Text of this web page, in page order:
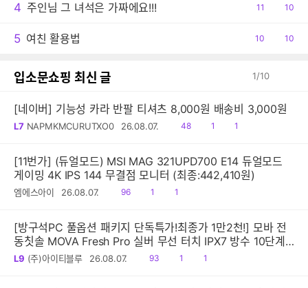
4 주인님 그 녀석은 가짜에요!!!
공
11
댓
10
5 여친 활용법
공
10
댓
10
입소문쇼핑 최신 글 1/10
[네이버] 기능성 카라 반팔 티셔츠 8,000원 배송비 3,000원
L7 NAPMKMCURUTXO0 26.08.07.
읽
48
공1
댓1
[11번가] (듀얼모드) MSI MAG 321UPD700 E14 듀얼모드
게이밍 4K IPS 144 무결점 모니터 (최종:442,410원)
엠에스아이 26.08.07.
읽
96
공1
댓1
[방구석PC 풀옵션 패키지 단독특가!최종가 1만2천!] 모바 전
동칫솔 MOVA Fresh Pro 실버 무선 터치 IPX7 방수 10단계
진동 음파 전동칫솔
L9 (주)아이티블루 26.08.07.
읽
93
공1
댓1